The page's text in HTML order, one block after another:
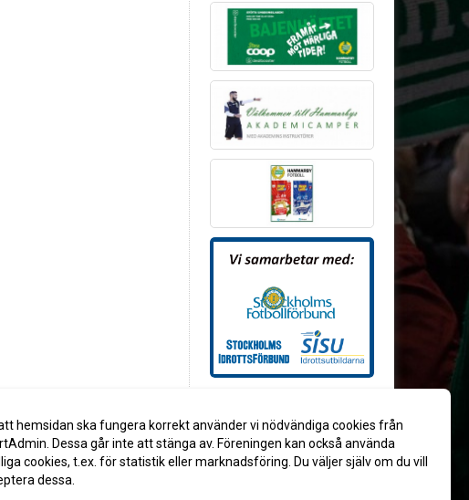
hemsidan ska fungera korrekt använder vi nödvändiga cookies från
Dessa går inte att stänga av. Föreningen kan också använda
cookies, t.ex. för statistik eller marknadsföring. Du väljer själv om du vill
dessa.